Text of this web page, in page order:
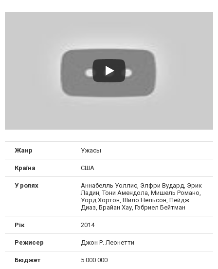
Жанр Ужасы
Країна США
У ролях
Аннабелль Уоллис, Элфри Вудард, Эрик
Ладин, Тони Амендола, Мишель Романо,
Уорд Хортон, Шило Нельсон, Пейдж
Диаз, Брайан Хау, Гэбриел Бейтман
Рік 2014
Режисер Джон Р. Леонетти
Бюджет 5 000 000